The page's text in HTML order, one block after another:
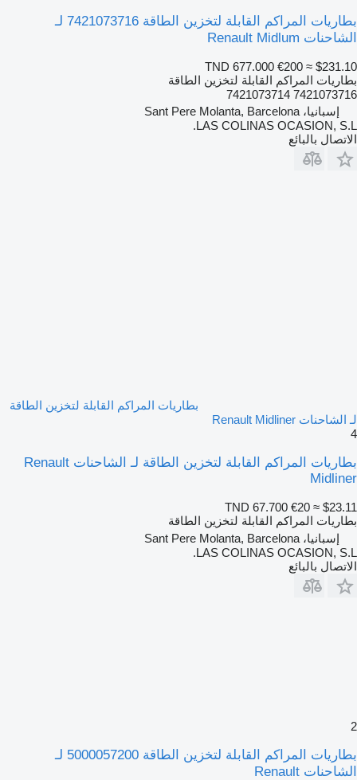
بطاريات المراكم القابلة لتخزين الطاقة 7421073716 لـ
الشاحنات Renault Midlum
TND 677.000 €200 ≈ $231.10
بطاريات المراكم القابلة لتخزين الطاقة
7421073716 7421073714
إسبانيا، Sant Pere Molanta, Barcelona
LAS COLINAS OCASION, S.L.
الاتصال بالبائع
بطاريات المراكم القابلة لتخزين الطاقة
لـ الشاحنات Renault Midliner
4
بطاريات المراكم القابلة لتخزين الطاقة لـ الشاحنات Renault
Midliner
TND 67.700 €20 ≈ $23.11
بطاريات المراكم القابلة لتخزين الطاقة
إسبانيا، Sant Pere Molanta, Barcelona
LAS COLINAS OCASION, S.L.
الاتصال بالبائع
2
بطاريات المراكم القابلة لتخزين الطاقة 5000057200 لـ
الشاحنات Renault